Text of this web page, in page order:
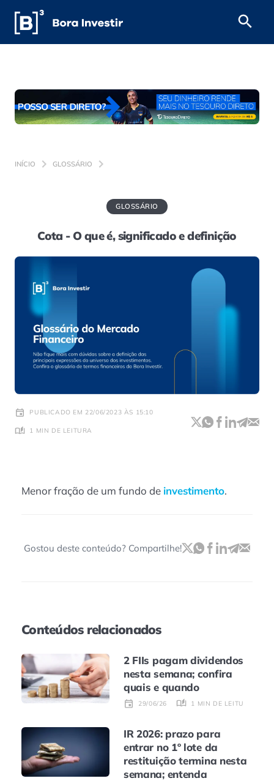
INÍCIO GLOSSÁRIO
GLOSSÁRIO
Cota - O que é, significado e definição
PUBLICADO EM 22/06/2023 ÀS 15:10
1 MIN DE LEITURA
Menor fração de um fundo de investimento.
Gostou deste conteúdo? Compartilhe!
Conteúdos relacionados
2 FIIs pagam dividendos
nesta semana; confira
quais e quando
29/06/26 1 MIN DE LEITURA
IR 2026: prazo para
entrar no 1º lote da
restituição termina nesta
semana; entenda